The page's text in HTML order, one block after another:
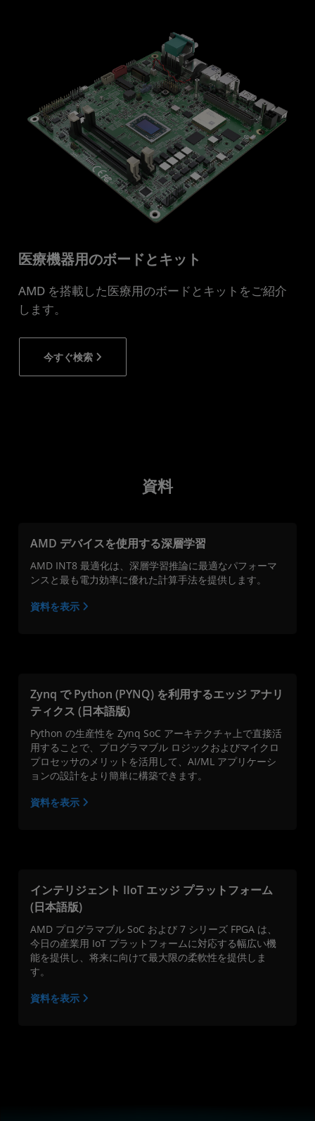
医療機器用のボードとキット
AMD を搭載した医療用のボードとキットをご紹介
します。
今すぐ検索
資料
AMD デバイスを使用する深層学習
AMD INT8 最適化は、深層学習推論に最適なパフォーマ
ンスと最も電力効率に優れた計算手法を提供します。
資料を表示
Zynq で Python (PYNQ) を利用するエッジ アナリ
ティクス (日本語版)
Python の生産性を Zynq SoC アーキテクチャ上で直接活
用することで、プログラマブル ロジックおよびマイクロ
プロセッサのメリットを活用して、AI/ML アプリケーシ
ョンの設計をより簡単に構築できます。
資料を表示
インテリジェント IIoT エッジ プラットフォーム
(日本語版)
AMD プログラマブル SoC および 7 シリーズ FPGA は、
今日の産業用 IoT プラットフォームに対応する幅広い機
能を提供し、将来に向けて最大限の柔軟性を提供しま
す。
資料を表示